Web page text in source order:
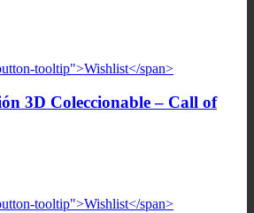
tooltip">Wishlist</span>
3D Coleccionable – Call of
tooltip">Wishlist</span>